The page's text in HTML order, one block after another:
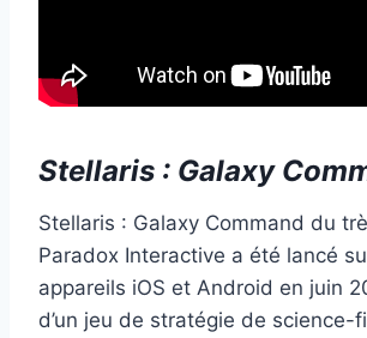
Stellaris : Galaxy
Stellaris : Galaxy Command du
Paradox Interactive a été lancé
appareils iOS et Android en juin
d’un jeu de stratégie de science-